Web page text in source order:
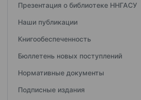
Презентация о библиотеке ННГАСУ
Наши публикации
Книгообеспеченность
Бюллетень новых поступлений
Нормативные документы
Подписные издания